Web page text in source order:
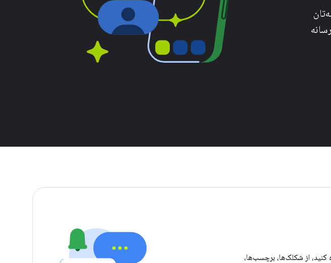
کنید، از شکلک‌ها، برچسب‌ها،